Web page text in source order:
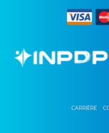
CARRIÈRE